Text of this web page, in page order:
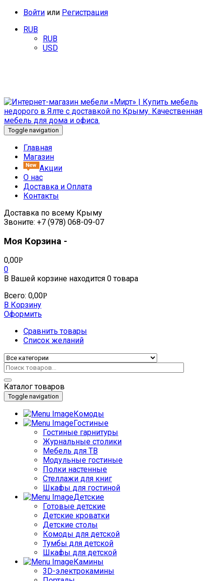
Войти или Регистрация
RUB
RUB
USD
Toggle navigation
Главная
Магазин
Акции
О нас
Доставка и Оплата
Контакты
Доставка по всему Крыму
Звоните: +7 (978) 068-09-07
Моя Корзина -
0,00Р
0
В Вашей корзине находится 0 товара
Всего: 0,00Р
В Корзину
Оформить
Сравнить товары
Список желаний
Каталог товаров
Toggle navigation
Комоды
Гостиные
Гостиные гарнитуры
Журнальные столики
Мебель для ТВ
Модульные гостиные
Полки настенные
Стеллажи для книг
Шкафы для гостиной
Детские
Готовые детские
Детские кроватки
Детские столы
Комоды для детской
Тумбы для детской
Шкафы для детской
Камины
3D-электрокамины